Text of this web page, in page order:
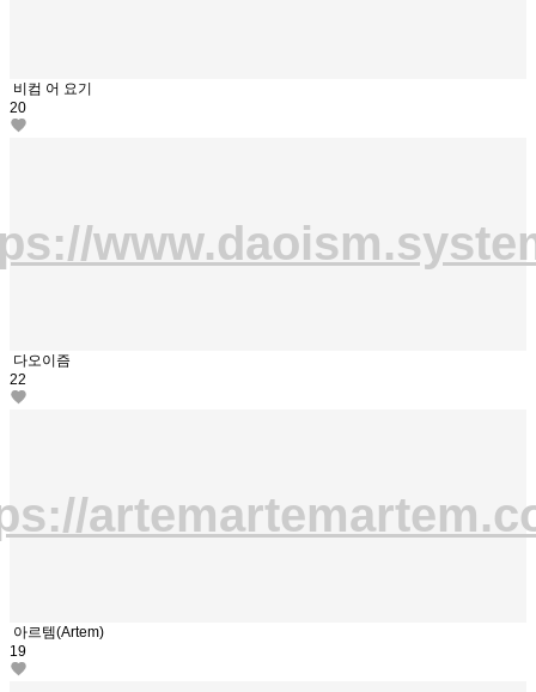
비컴 어 요기
20
다오이즘
22
아르템(Artem)
19